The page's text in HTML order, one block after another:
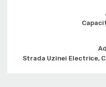
Strada Uzinei Electrice,